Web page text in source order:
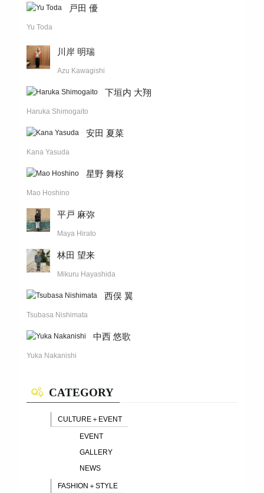
戸田 優
Yu Toda
川岸 明瑞
Azu Kawagishi
下垣内 大翔
Haruka Shimogaito
安田 夏菜
Kana Yasuda
星野 舞桜
Mao Hoshino
平戸 麻弥
Maya Hirato
林田 望来
Mikuru Hayashida
西俣 翼
Tsubasa Nishimata
中西 悠歌
Yuka Nakanishi
CATEGORY
CULTURE＋EVENT
EVENT
GALLERY
NEWS
FASHION＋STYLE